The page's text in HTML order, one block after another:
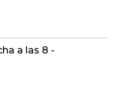
a las 8 -